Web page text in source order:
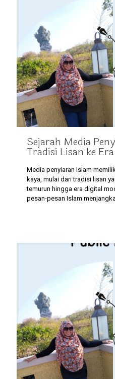
Sejarah Media
Tradisi Lisan ke
Media penyiaran Islam
kaya, mulai dari tradisi lisan
temurun hingga era digital
pesan-pesan Islam